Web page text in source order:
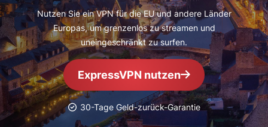
Nutzen Sie ein VPN für die EU und andere Länder
Europas, um grenzenlos zu streamen und
uneingeschränkt zu surfen.
ExpressVPN nutzen
30-Tage Geld-zurück-Garantie